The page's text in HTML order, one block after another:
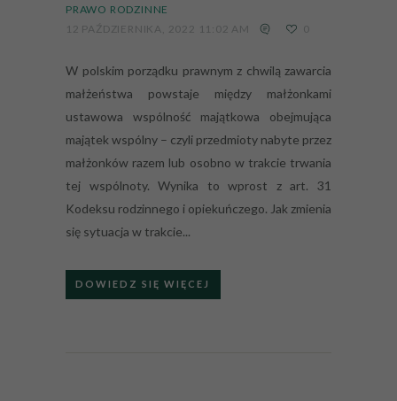
PRAWO RODZINNE
12 PAŹDZIERNIKA, 2022 11:02 AM
0
W polskim porządku prawnym z chwilą zawarcia
małżeństwa powstaje między małżonkami
ustawowa wspólność majątkowa obejmująca
majątek wspólny – czyli przedmioty nabyte przez
małżonków razem lub osobno w trakcie trwania
tej wspólnoty. Wynika to wprost z art. 31
Kodeksu rodzinnego i opiekuńczego. Jak zmienia
się sytuacja w trakcie...
DOWIEDZ SIĘ WIĘCEJ